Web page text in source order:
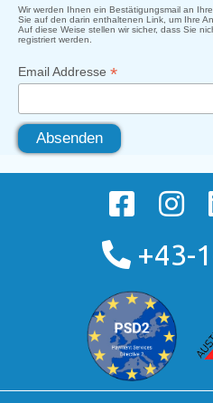
Wir werden Ihnen ein Bestätigungsmail an
Sie auf den darin enthaltenen Link, um Ihre
Auf diese Weise stellen wir sicher, dass Sie
registriert werden.
Email Addresse *
+43-